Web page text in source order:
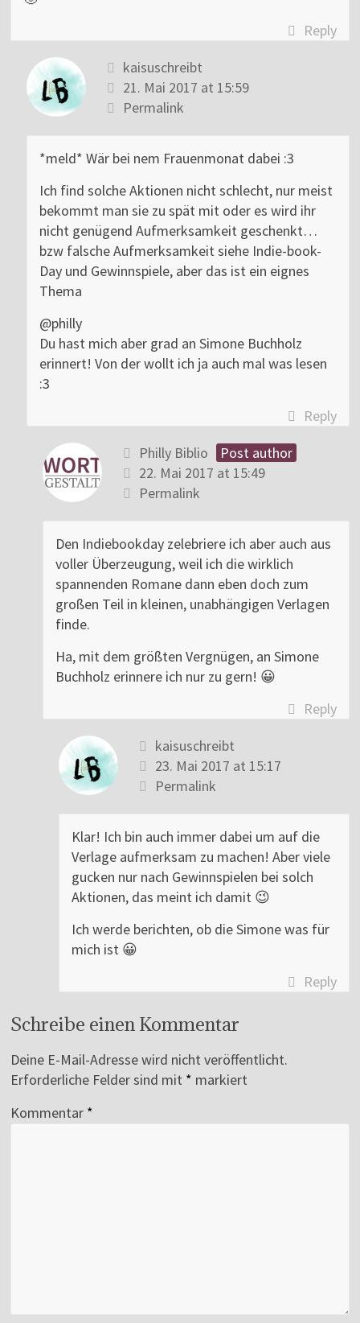
Reply
kaisuschreibt
21. Mai 2017 at 15:59
Permalink
*meld* Wär bei nem Frauenmonat dabei :3
Ich find solche Aktionen nicht schlecht, nur meist
bekommt man sie zu spät mit oder es wird ihr
nicht genügend Aufmerksamkeit geschenkt…
bzw falsche Aufmerksamkeit siehe Indie-book-
Day und Gewinnspiele, aber das ist ein eignes
Thema
@philly
Du hast mich aber grad an Simone Buchholz
erinnert! Von der wollt ich ja auch mal was lesen
:3
Reply
Philly Biblio
Post author
22. Mai 2017 at 15:49
Permalink
Den Indiebookday zelebriere ich aber auch aus
voller Überzeugung, weil ich die wirklich
spannenden Romane dann eben doch zum
großen Teil in kleinen, unabhängigen Verlagen
finde.
Ha, mit dem größten Vergnügen, an Simone
Buchholz erinnere ich nur zu gern! 😀
Reply
kaisuschreibt
23. Mai 2017 at 15:17
Permalink
Klar! Ich bin auch immer dabei um auf die
Verlage aufmerksam zu machen! Aber viele
gucken nur nach Gewinnspielen bei solch
Aktionen, das meint ich damit 😉
Ich werde berichten, ob die Simone was für
mich ist 😀
Reply
Schreibe einen Kommentar
Deine E-Mail-Adresse wird nicht veröffentlicht.
Erforderliche Felder sind mit * markiert
Kommentar *